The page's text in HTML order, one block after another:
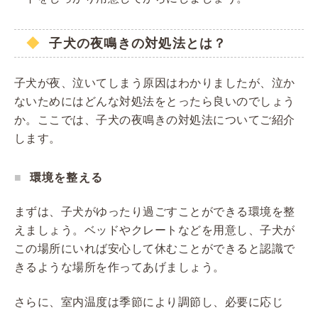
子犬の夜鳴きの対処法とは？
子犬が夜、泣いてしまう原因はわかりましたが、泣か
ないためにはどんな対処法をとったら良いのでしょう
か。ここでは、子犬の夜鳴きの対処法についてご紹介
します。
環境を整える
まずは、子犬がゆったり過ごすことができる環境を整
えましょう。ベッドやクレートなどを用意し、子犬が
この場所にいれば安心して休むことができると認識で
きるような場所を作ってあげましょう。
さらに、室内温度は季節により調節し、必要に応じ